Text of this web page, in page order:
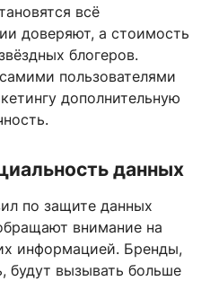
всё
доверяют, а стоимость
блогеров.
пользователями
дополнительную
данных
по защите данных
внимание на
информацией. Бренды,
будут вызывать больше